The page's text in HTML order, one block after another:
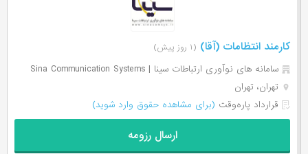
کارمند انتظامات (آقا) (۱ روز پیش)
سامانه های نوآوری ارتباطات سینا | Sina Communication Systems
تهران، تهران
قرارداد پاره‌وقت (برای مشاهده حقوق وارد شوید)
ارسال رزومه